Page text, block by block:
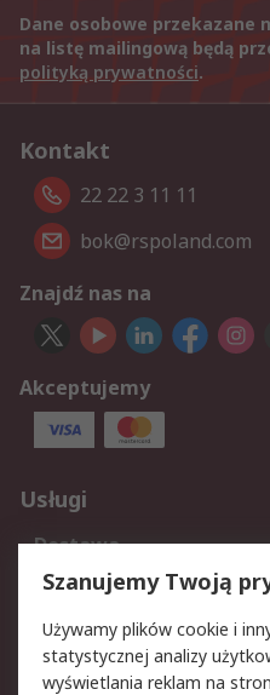
Dane osobowe przekazane
na listę mailingową będą
polityką prywatności.
Kontakt
22 22 3 11 11
bok@rspoland.com
Znajdź nas na
Akceptujemy
Usługi
Dostawa
Reklamacje i zwroty
Aspekty prawne
Szanujemy Twoją
Używamy plików cookie i
statystycznej analizy
wyświetlania reklam na